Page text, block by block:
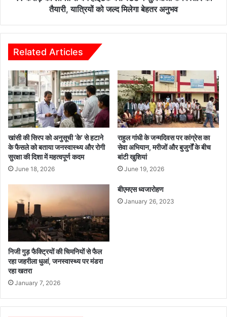
तैयारी,
यात्रियों
को
जल्द
मिलेगा
बेहतर
अनुभव
तैयारी, यात्रियों को जल्द मिलेगा बेहतर अनुभव
Related Articles
खांसी की सिरप को अनुसूची ‘के’ से हटाने
के फैसले को बताया जनस्वास्थ्य और रोगी
सुरक्षा की दिशा में महत्वपूर्ण कदम
June 18, 2026
राहुल गांधी के जन्मदिवस पर कांग्रेस का
सेवा अभियान, मरीजों और बुजुर्गों के बीच
बांटी खुशियां
June 19, 2026
निजी गुड़ फैक्ट्रियों की चिमनियों से फैल
रहा जहरीला धुआं, जनस्वास्थ्य पर मंडरा
रहा खतरा
January 7, 2026
बीएमएस ध्वजारोहण
January 26, 2023